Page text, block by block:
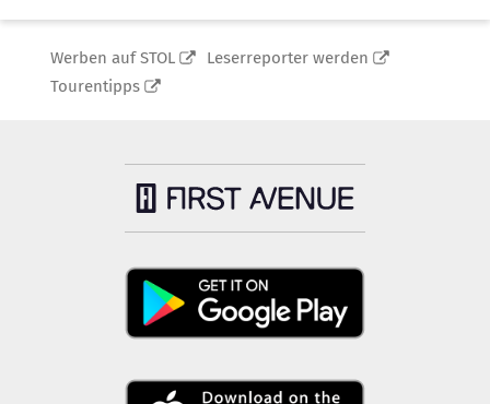
Werben auf STOL
Leserreporter werden
Tourentipps